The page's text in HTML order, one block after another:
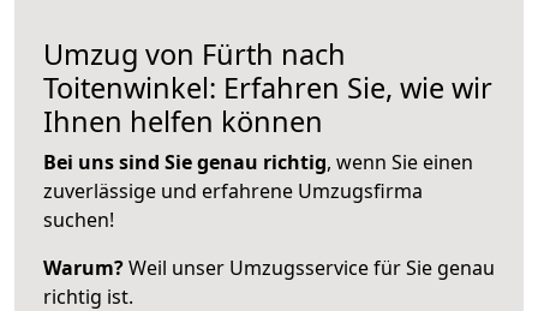
Umzug von Fürth nach
Toitenwinkel: Erfahren Sie, wie wir
Ihnen helfen können
Bei uns sind Sie genau richtig, wenn Sie einen
zuverlässige und erfahrene Umzugsfirma
suchen!
Warum?Weil unser Umzugsservice für Sie genau
richtig ist.